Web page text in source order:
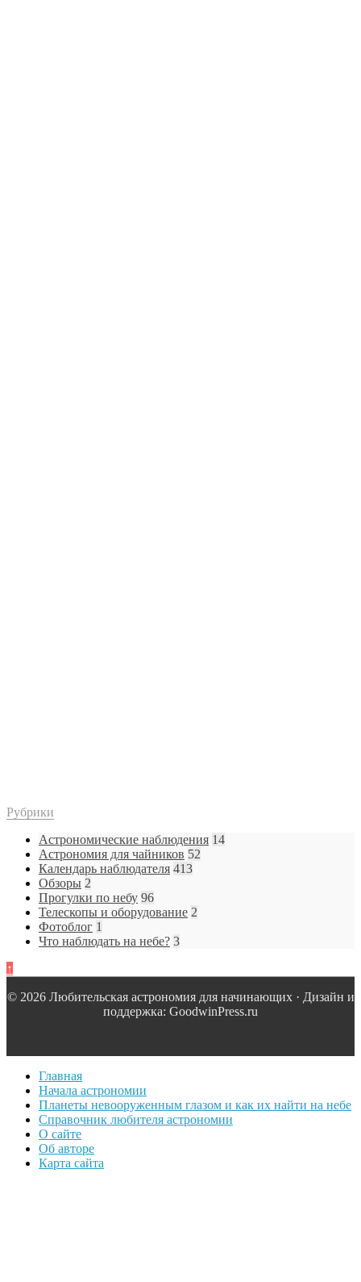
Рубрики
Астрономические наблюдения 14
Астрономия для чайников 52
Календарь наблюдателя 413
Обзоры 2
Прогулки по небу 96
Телескопы и оборудование 2
Фотоблог 1
Что наблюдать на небе? 3
↑
© 2026 Любительская астрономия для начинающих · Дизайн и
поддержка: GoodwinPress.ru
Главная
Начала астрономии
Планеты невооруженным глазом и как их найти на небе
Справочник любителя астрономии
О сайте
Об авторе
Карта сайта